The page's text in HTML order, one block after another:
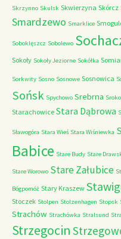
Skrzynno Skulsk Skwierzyna Skórcz
Smardzewo Smarklice
Soboklęszcz Sobolewo
Sokoły Sokoły Jeziorne Sokółka
Sorkwity Sosno Sosnowe Sosnowica
Sońsk Spychowo Srebrna
Starachowice Stara Dąbrowa
Sławogóra Stara Wieś Stara Wiśniewka
Babice Stare Budy Stare
Stare Worowo Stare Załubice
Bógpomóż Stary Kraszew
Stoczek Stolpen Stolzenhagen Stopsk
Strachów Strachówka Stralsund
Strzegocin